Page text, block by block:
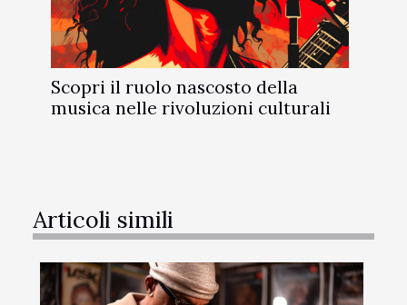
Scopri il ruolo nascosto della
musica nelle rivoluzioni culturali
Articoli simili